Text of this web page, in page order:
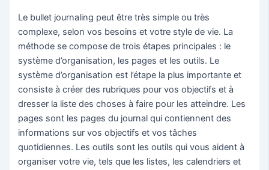
Le bullet journaling peut être très simple ou très
complexe, selon vos besoins et votre style de vie. La
méthode se compose de trois étapes principales : le
système d’organisation, les pages et les outils. Le
système d’organisation est l’étape la plus importante et
consiste à créer des rubriques pour vos objectifs et à
dresser la liste des choses à faire pour les atteindre. Les
pages sont les pages du journal qui contiennent des
informations sur vos objectifs et vos tâches
quotidiennes. Les outils sont les outils qui vous aident à
organiser votre vie, tels que les listes, les calendriers et